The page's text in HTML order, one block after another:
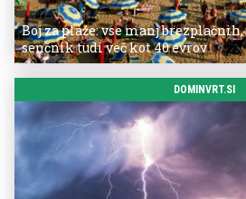
Boj za plaže: vse manj
senčnik tudi več kot 40 evrov
DOMINVRT.SI